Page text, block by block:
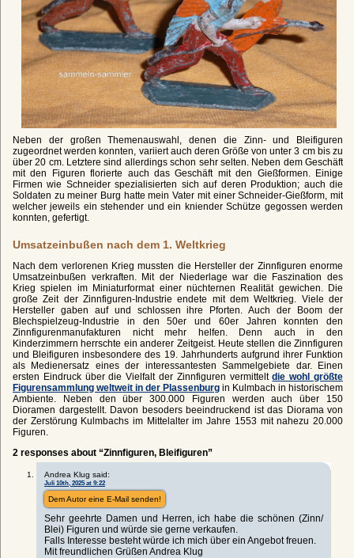
Neben der großen Themenauswahl, denen die Zinn- und Bleifiguren
zugeordnet werden konnten, variiert auch deren Größe von unter 3 cm bis zu
über 20 cm. Letztere sind allerdings schon sehr selten. Neben dem Geschäft
mit den Figuren florierte auch das Geschäft mit den Gießformen. Einige
Firmen wie Schneider spezialisierten sich auf deren Produktion; auch die
Soldaten zu meiner Burg hatte mein Vater mit einer Schneider-Gießform, mit
welcher jeweils ein stehender und ein kniender Schütze gegossen werden
konnten, gefertigt.
Umsatzeinbußen nach dem 1. Weltkrieg
Nach dem verlorenen Krieg mussten die Hersteller der Zinnfiguren enorme
Umsatzeinbußen verkraften. Mit der Niederlage war die Faszination des
Krieg spielen im Miniaturformat einer nüchternen Realität gewichen. Die
große Zeit der Zinnfiguren-Industrie endete mit dem Weltkrieg. Viele der
Hersteller gaben auf und schlossen ihre Pforten. Auch der Boom der
Blechspielzeug-Industrie in den 50er und 60er Jahren konnten den
Zinnfigurenmanufakturen nicht mehr helfen. Denn auch in den
Kinderzimmern herrschte ein anderer Zeitgeist. Heute stellen die Zinnfiguren
und Bleifiguren insbesondere des 19. Jahrhunderts aufgrund ihrer Funktion
als Medienersatz eines der interessantesten Sammelgebiete dar. Einen
ersten Eindruck über die Vielfalt der Zinnfiguren vermitteltdie wohl größte
Figurensammlung weltweit in der Plassenburg in Kulmbach in historischem
Ambiente. Neben den über 300.000 Figuren werden auch über 150
Dioramen dargestellt. Davon besoders beeindruckend ist das Diorama von
der Zerstörung Kulmbachs im Mittelalter im Jahre 1553 mit nahezu 20.000
Figuren.
2 responses about “Zinnfiguren, Bleifiguren”
Andrea Klug said:
Juli 10th, 2025 at 9:22
Dem Autor eine E-Mail senden!
Sehr geehrte Damen und Herren, ich habe die schönen (Zinn/
Blei) Figuren und würde sie gerne verkaufen.
Falls Interesse besteht würde ich mich über ein Angebot freuen.
Mit freundlichen Grüßen Andrea Klug